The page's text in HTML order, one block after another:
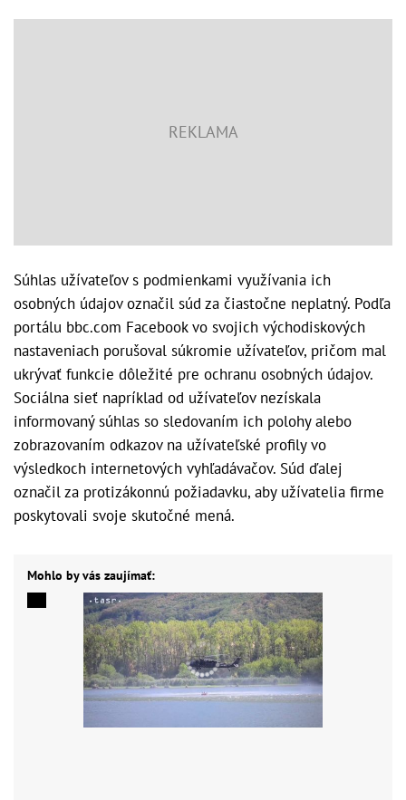
Súhlas užívateľov s podmienkami využívania ich
osobných údajov označil súd za čiastočne neplatný. Podľa
portálu bbc.com Facebook vo svojich východiskových
nastaveniach porušoval súkromie užívateľov, pričom mal
ukrývať funkcie dôležité pre ochranu osobných údajov.
Sociálna sieť napríklad od užívateľov nezískala
informovaný súhlas so sledovaním ich polohy alebo
zobrazovaním odkazov na užívateľské profily vo
výsledkoch internetových vyhľadávačov. Súd ďalej
označil za protizákonnú požiadavku, aby užívatelia firme
poskytovali svoje skutočné mená.
Mohlo by vás zaujímať: